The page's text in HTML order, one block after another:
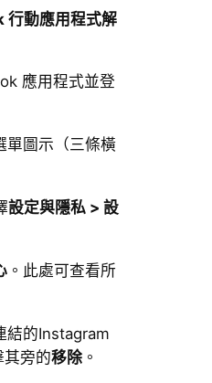
行動應用程式解
應用程式並登
單圖示（三條橫
設定與隱私 > 設
。此處可查看所
結的Instagram
其旁的移除。